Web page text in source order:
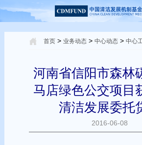
首页> 业务动态> 中心动态> 中心
河南省信阳市森林
马店绿色公交项目
清洁发展委托
2016-06-08